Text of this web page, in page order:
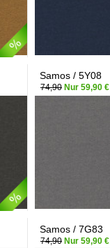
Samos / 5Y08
74,90 Nur 59,90 €
Samos / 7G83
74,90 Nur 59,90 €